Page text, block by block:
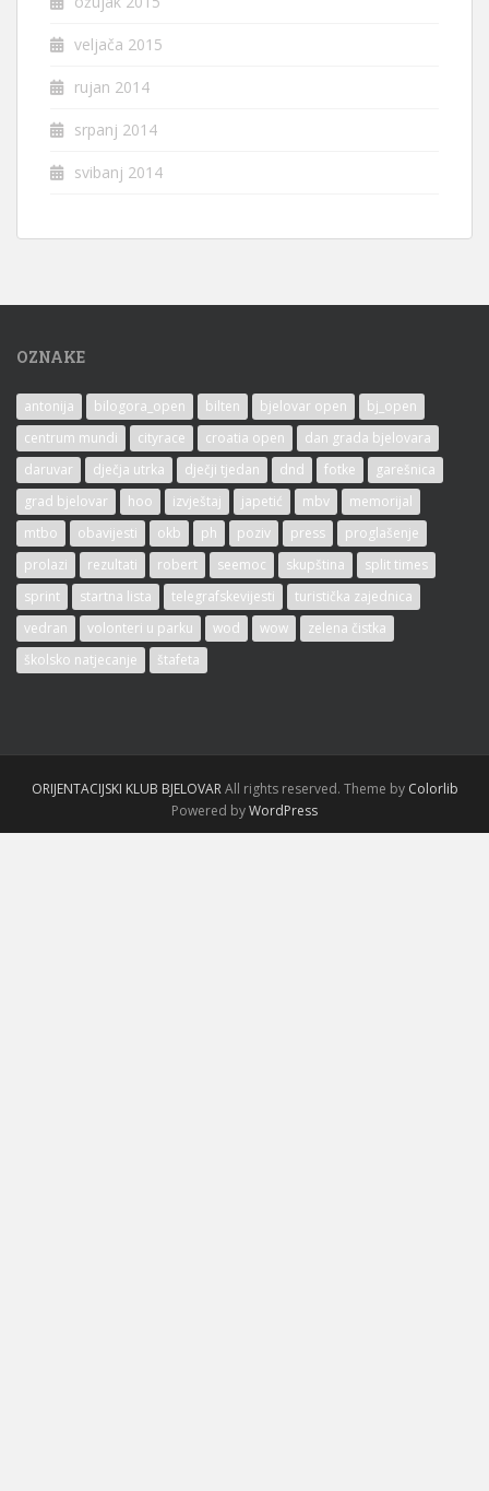
veljača 2015
rujan 2014
srpanj 2014
svibanj 2014
OZNAKE
antonija bilogora_open bilten bjelovar open
bj_open
centrum mundi
cityrace croatia open
dan grada bjelovara
daruvar
dječja utrka dječji tjedan dnd fotke
garešnica
grad bjelovar
hoo izvještaj japetić mbv
memorijal
mtbo
obavijesti okb ph poziv press
proglašenje
prolazi
rezultati robert seemoc skupština
split times
sprint
startna lista telegrafskevijesti
turistička zajednica
vedran
volonteri u parku wod wow
zelena čistka
školsko natjecanje
štafeta
ORIJENTACIJSKI KLUB BJELOVARAll rights reserved. Theme by Colorlib
Powered byWordPress